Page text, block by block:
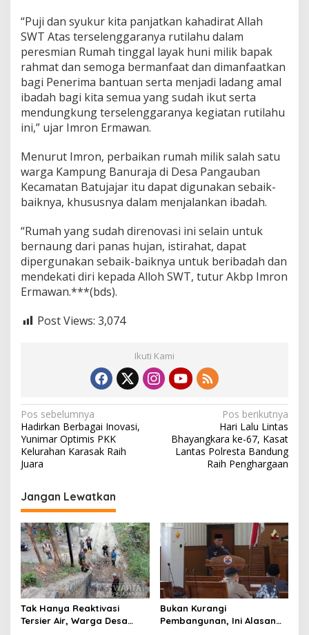
g
a
r
a
t
“Puji dan syukur kita panjatkan kahadirat Allah
SWT Atas terselenggaranya rutilahu dalam
peresmian Rumah tinggal layak huni milik bapak
rahmat dan semoga bermanfaat dan dimanfaatkan
bagi Penerima bantuan serta menjadi ladang amal
ibadah bagi kita semua yang sudah ikut serta
mendungkung terselenggaranya kegiatan rutilahu
ini,” ujar Imron Ermawan.
Menurut Imron, perbaikan rumah milik salah satu
warga Kampung Banuraja di Desa Pangauban
Kecamatan Batujajar itu dapat digunakan sebaik-
baiknya, khususnya dalam menjalankan ibadah.
“Rumah yang sudah direnovasi ini selain untuk
bernaung dari panas hujan, istirahat, dapat
dipergunakan sebaik-baiknya untuk beribadah dan
mendekati diri kepada Alloh SWT, tutur Akbp Imron
Ermawan.***(bds).
Post Views: 3,074
Ikuti Kami
N
a
v
i
g
a
s
i
p
o
s
Pos sebelumnya
Hadirkan Berbagai Inovasi,
Yunimar Optimis PKK
Kelurahan Karasak Raih
Juara
Pos berikutnya
Hari Lalu Lintas
Bhayangkara ke-67, Kasat
Lantas Polresta Bandung
Raih Penghargaan
Jangan Lewatkan
Tak Hanya Reaktivasi
Tersier Air, Warga Desa
Bukan Kurangi
Pembangunan, Ini Alasan